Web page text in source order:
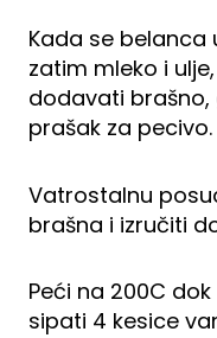
Kada se
zatim mleko i
dodavati brašno,
prašak za pecivo.
Vatrostalnu
brašna i izručiti
Peći na 200C
sipati 4 kesice